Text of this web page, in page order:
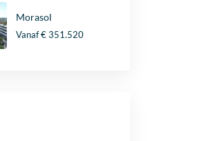
Morasol
Vanaf€ 351.520